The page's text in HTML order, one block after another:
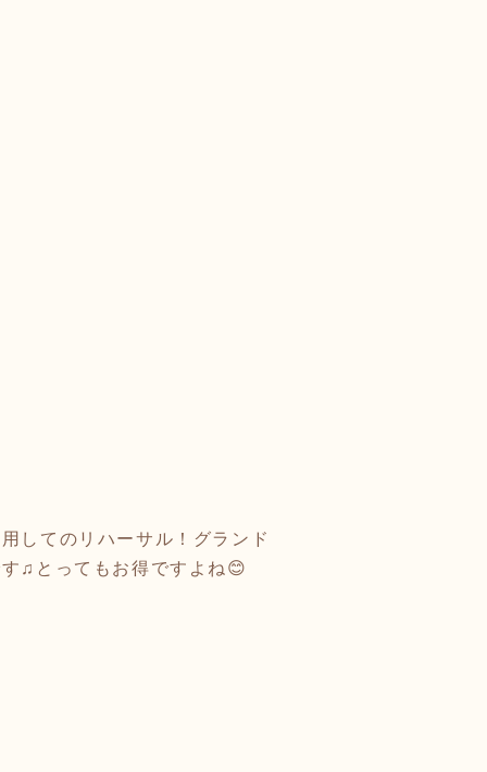
してのリハーサル！グランド
♫とってもお得ですよね😊